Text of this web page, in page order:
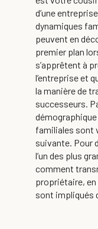
d’une
dynamiques
peuvent en
premier plan
s’apprêtent à
l’entreprise et
la manière de
successeurs.
familiales sont
suivante. Pour
l’un des plus
comment
propriétaire,
sont impliqués